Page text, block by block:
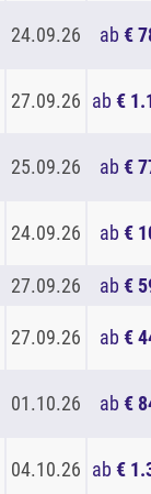
24.09.26 ab €
27.09.26 ab €
25.09.26 ab €
24.09.26 ab €
27.09.26 ab €
27.09.26 ab €
01.10.26 ab €
04.10.26 ab €